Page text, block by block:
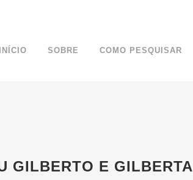
INÍCIO SOBRE COMO PESQUISAR
GILBERTO E GILBERTA